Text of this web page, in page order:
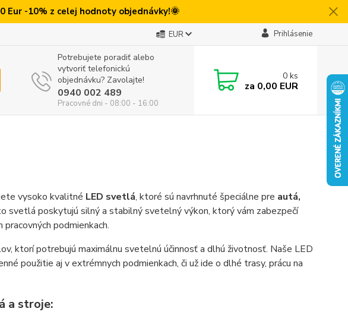
Eur -10% z celej hodnoty objednávky!🌞
EUR Prihlásenie
Potrebujete poradiť alebo
vytvoriť telefonickú
objednávku? Zavolajte!
0940 002 489
Pracovné dni - 08:00 - 16:00
0 ks
za 0,00 EUR
vysoko kvalitné LED svetlá, ktoré sú navrhnuté špeciálne pre autá,
svetlá poskytujú silný a stabilný svetelný výkon, ktorý vám zabezpečí
podmienkach.
ktorí potrebujú maximálnu svetelnú účinnosť a dlhú životnosť. Naše LED
použitie aj v extrémnych podmienkach, či už ide o dlhé trasy, prácu na
a stroje: